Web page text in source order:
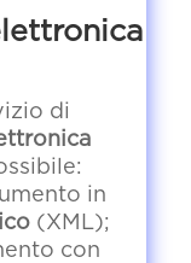
di
in
(XML);
con